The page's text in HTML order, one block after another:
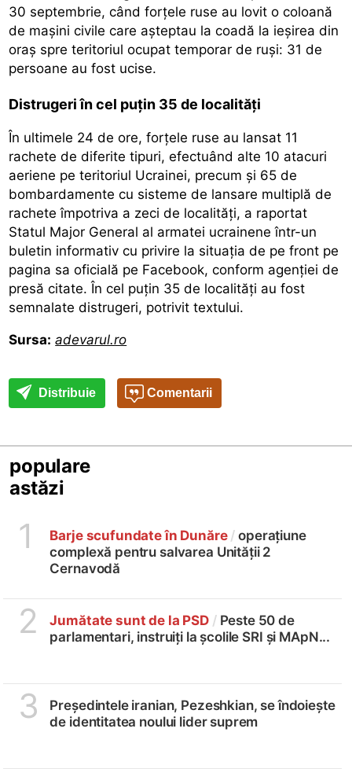
30 septembrie, când forţele ruse au lovit o coloană
de maşini civile care aşteptau la coadă la ieşirea din
oraş spre teritoriul ocupat temporar de ruşi: 31 de
persoane au fost ucise.
Distrugeri în cel puțin 35 de localități
În ultimele 24 de ore, forţele ruse au lansat 11
rachete de diferite tipuri, efectuând alte 10 atacuri
aeriene pe teritoriul Ucrainei, precum şi 65 de
bombardamente cu sisteme de lansare multiplă de
rachete împotriva a zeci de localităţi, a raportat
Statul Major General al armatei ucrainene într-un
buletin informativ cu privire la situaţia de pe front pe
pagina sa oficială pe Facebook, conform agenţiei de
presă citate. În cel puţin 35 de localităţi au fost
semnalate distrugeri, potrivit textului.
Sursa: adevarul.ro
Distribuie Comentarii
populare
astăzi
1 Barje scufundate în Dunăre / operațiune
complexă pentru salvarea Unității 2
Cernavodă
2 Jumătate sunt de la PSD / Peste 50 de
parlamentari, instruiți la școlile SRI și MApN...
3
Președintele iranian, Pezeshkian, se îndoiește
de identitatea noului lider suprem